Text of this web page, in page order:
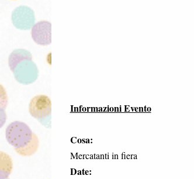
Informazioni Evento
Cosa:
Mercatanti in fiera
Date: